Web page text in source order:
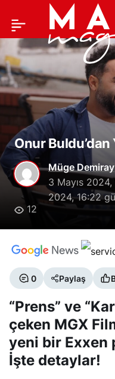
Onur
Müge Demiray
3 Mayıs 2024,
2024, 16:22
12
0 Paylaş
“Prens” ve
çeken MGX
yeni bir Exxen
İşte detaylar!
Meryl Streep, Altın
Palmiye Onur Ödülü’nü
Alacak!